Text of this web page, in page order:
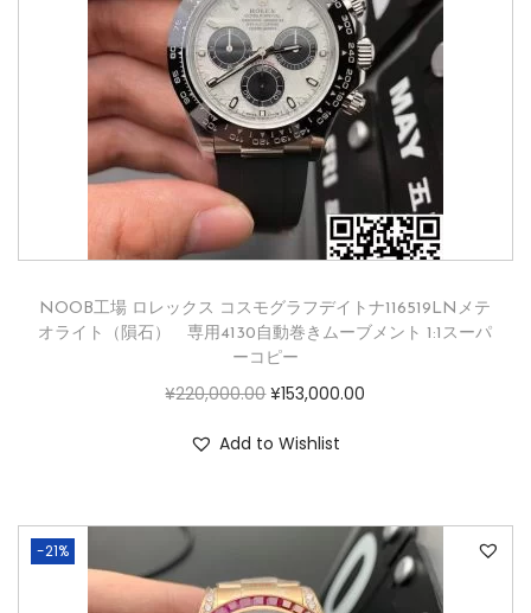
NOOB工場 ロレックス コスモグラフデイトナ116519LNメテ
オライト（隕石） 専用4130自動巻きムーブメント 1:1スーパ
ーコピー
¥220,000.00 ¥153,000.00
Add to Wishlist
-21%